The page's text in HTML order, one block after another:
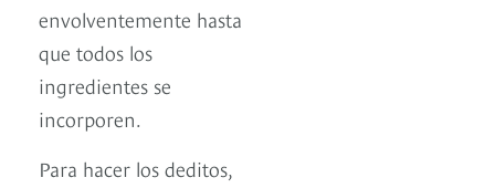
envolventemente hasta
que todos los
ingredientes se
incorporen.
Para hacer los deditos,